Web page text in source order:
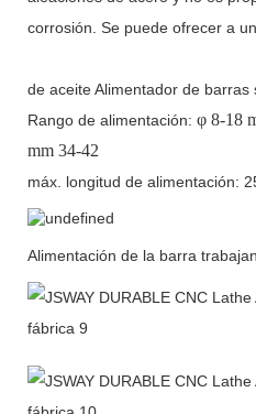
corrosión. Se puede ofrecer a
de aceite Alimentador de
Rango de alimentación: φ 8-18
mm 34-42
máx. longitud de alimentación:
Alimentación de la barra